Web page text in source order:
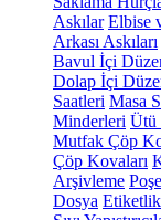
Askılar Elbise
Arkası Askıları
Bavul İçi
Dolap İçi
Saatleri Masa
Minderleri Ütü
Mutfak Çöp
Çöp Kovaları
Arşivleme
Dosya Etiketlik